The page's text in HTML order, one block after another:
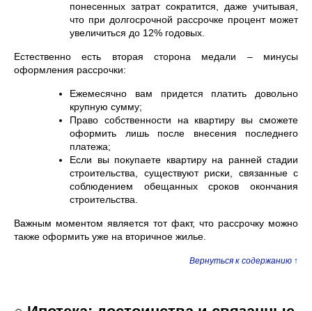
понесенных затрат сократится, даже учитывая,
что при долгосрочной рассрочке процент может
увеличиться до 12% годовых.
Естественно есть вторая сторона медали – минусы
оформления рассрочки:
Ежемесячно вам придется платить довольно
крупную сумму;
Право собственности на квартиру вы сможете
оформить лишь после внесения последнего
платежа;
Если вы покупаете квартиру на ранней стадии
строительства, существуют риски, связанные с
соблюдением обещанных сроков окончания
строительства.
Важным моментом является тот факт, что рассрочку можно
также оформить уже на вторичное жилье.
Вернуться к содержанию ↑